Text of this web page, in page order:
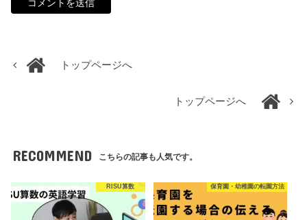
トップページへ
トップページへ
RECOMMEND こちらの記事も人気です。
RISU算数 保育園・幼稚園の転園方法